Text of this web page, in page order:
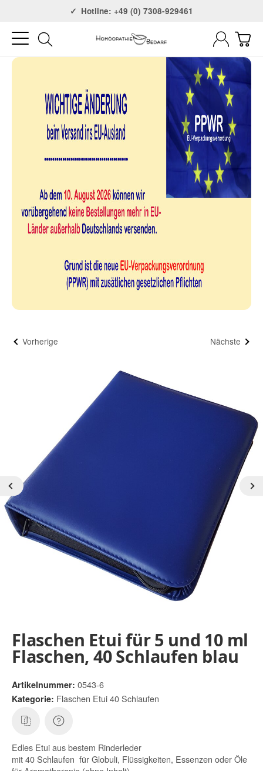
Versandkostenfrei ab 75€Hotline: +49 (0) 7308-929461
Vorherige Nächste
Flaschen Etui für 5 und 10 ml
Flaschen, 40 Schlaufen blau
Artikelnummer: 0543-6
Kategorie: Flaschen Etui 40 Schlaufen
Edles Etui aus bestem Rinderleder
mit 40 Schlaufen für Globuli, Flüssigkeiten, Essenzen oder Öle